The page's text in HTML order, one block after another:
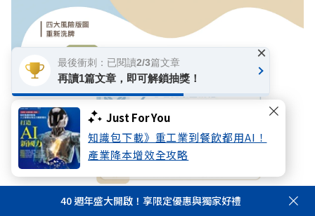
Just For You
知識包下載》重工業到餐飲都用AI！
產業降本增效全攻略
40 週年盛大開啟！享限定優惠與獨家好禮
最後衝刺：已閱讀2/3篇文章
再讀1篇文章，即可解鎖抽獎！
×